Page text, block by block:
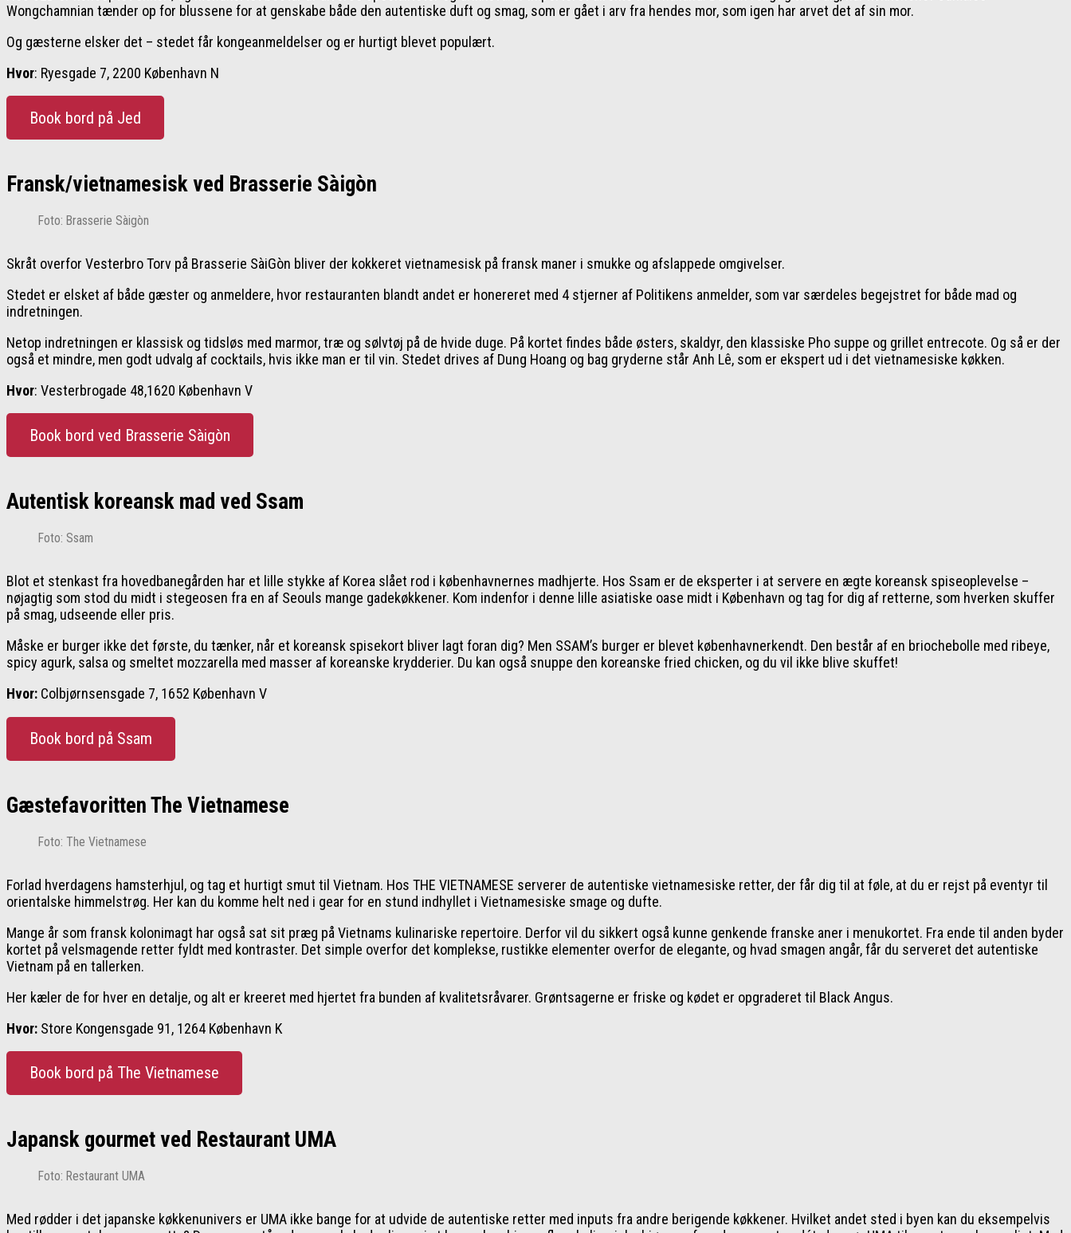
Wongchamnian tænder op for blussene for at genskabe både den autentiske duft og smag, som er gået i arv fra hendes mor, som igen har arvet det af sin mor.
Og gæsterne elsker det – stedet får kongeanmeldelser og er hurtigt blevet populært.
Hvor: Ryesgade 7, 2200 København N
Book bord på Jed
Fransk/vietnamesisk ved Brasserie Sàigòn
Foto: Brasserie Sàigòn
Skråt overfor Vesterbro Torv på Brasserie SàiGòn bliver der kokkeret vietnamesisk på fransk maner i smukke og afslappede omgivelser.
Stedet er elsket af både gæster og anmeldere, hvor restauranten blandt andet er honereret med 4 stjerner af Politikens anmelder, som var særdeles begejstret for både mad og
indretningen.
Netop indretningen er klassisk og tidsløs med marmor, træ og sølvtøj på de hvide duge. På kortet findes både østers, skaldyr, den klassiske Pho suppe og grillet entrecote. Og så er der
også et mindre, men godt udvalg af cocktails, hvis ikke man er til vin. Stedet drives af Dung Hoang og bag gryderne står Anh Lê, som er ekspert ud i det vietnamesiske køkken.
Hvor: Vesterbrogade 48,1620 København V
Book bord ved Brasserie Sàigòn
Autentisk koreansk mad ved Ssam
Foto: Ssam
Blot et stenkast fra hovedbanegården har et lille stykke af Korea slået rod i københavnernes madhjerte. Hos Ssam er de eksperter i at servere en ægte koreansk spiseoplevelse –
nøjagtig som stod du midt i stegeosen fra en af Seouls mange gadekøkkener. Kom indenfor i denne lille asiatiske oase midt i København og tag for dig af retterne, som hverken skuffer
på smag, udseende eller pris.
Måske er burger ikke det første, du tænker, når et koreansk spisekort bliver lagt foran dig? Men SSAM’s burger er blevet københavnerkendt. Den består af en briochebolle med ribeye,
spicy agurk, salsa og smeltet mozzarella med masser af koreanske krydderier. Du kan også snuppe den koreanske fried chicken, og du vil ikke blive skuffet!
Hvor: Colbjørnsensgade 7, 1652 København V
Book bord på Ssam
Gæstefavoritten The Vietnamese
Foto: The Vietnamese
Forlad hverdagens hamsterhjul, og tag et hurtigt smut til Vietnam. Hos THE VIETNAMESE serverer de autentiske vietnamesiske retter, der får dig til at føle, at du er rejst på eventyr til
orientalske himmelstrøg. Her kan du komme helt ned i gear for en stund indhyllet i Vietnamesiske smage og dufte.
Mange år som fransk kolonimagt har også sat sit præg på Vietnams kulinariske repertoire. Derfor vil du sikkert også kunne genkende franske aner i menukortet. Fra ende til anden byder
kortet på velsmagende retter fyldt med kontraster. Det simple overfor det komplekse, rustikke elementer overfor de elegante, og hvad smagen angår, får du serveret det autentiske
Vietnam på en tallerken.
Her kæler de for hver en detalje, og alt er kreeret med hjertet fra bunden af kvalitetsråvarer. Grøntsagerne er friske og kødet er opgraderet til Black Angus.
Hvor: Store Kongensgade 91, 1264 København K
Book bord på The Vietnamese
Japansk gourmet ved Restaurant UMA
Foto: Restaurant UMA
Med rødder i det japanske køkkenunivers er UMA ikke bange for at udvide de autentiske retter med inputs fra andre berigende køkkener. Hvilket andet sted i byen kan du eksempelvis